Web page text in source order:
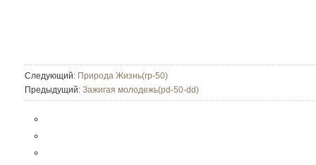
Следующий: Природа Жизнь(rp-50)
Предыдущий: Зажигая молодежь(pd-50-dd)